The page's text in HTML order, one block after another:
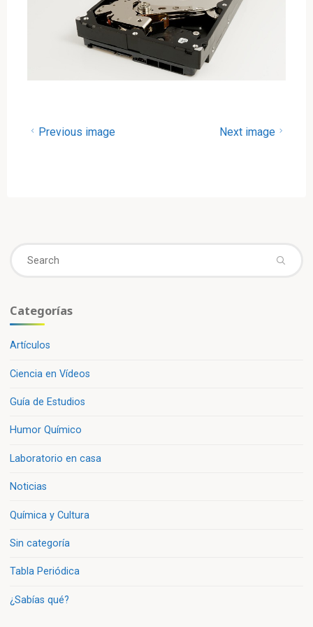
Previous image Next image
Categorías
Artículos
Ciencia en Vídeos
Guía de Estudios
Humor Químico
Laboratorio en casa
Noticias
Química y Cultura
Sin categoría
Tabla Periódica
¿Sabías qué?